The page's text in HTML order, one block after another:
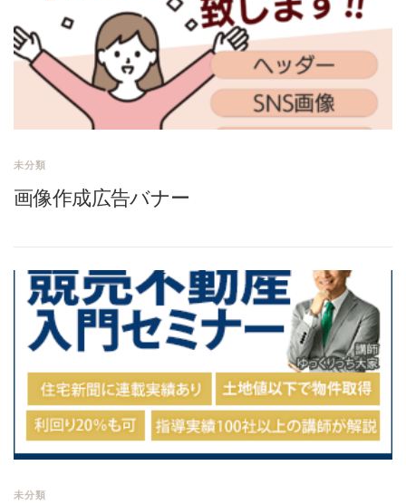
未分類
画像作成広告バナー
未分類